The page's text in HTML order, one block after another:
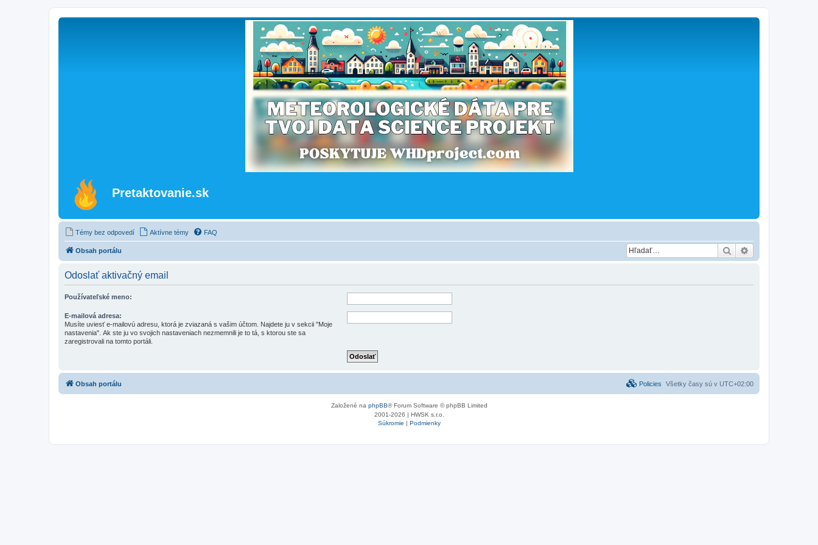
Pretaktovanie.sk
Témy bez odpovedí Aktívne témy FAQ
Obsah portálu Hľadať
Odoslať aktivačný email
Používateľské meno:
E-mailová adresa:
Musíte uviesť e-mailovú adresu, ktorá je zviazaná s vašim účtom. Najdete ju v sekcii "Moje
nastavenia". Ak ste ju vo svojich nastaveniach nezmemnili je to tá, s ktorou ste sa
zaregistrovali na tomto portáli.
Obsah portálu Všetky časy sú v UTC+02:00
Policies
Založené na phpBB® Forum Software © phpBB Limited
2001-2026 | HWSK s.r.o.
Súkromie | Podmienky